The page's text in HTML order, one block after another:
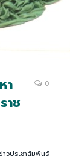
า
าช
0
าวประชาสัมพันธ์